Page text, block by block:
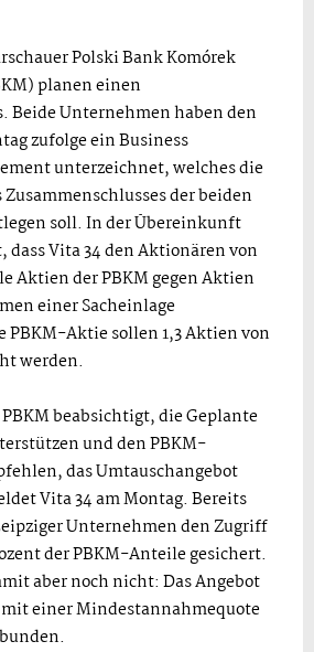
Polski Bank Komórek
planen einen
Beide Unternehmen haben den
zufolge ein Business
unterzeichnet, welches die
der beiden
soll. In der Übereinkunft
Vita 34 den Aktionären von
Aktien der PBKM gegen Aktien
einer Sacheinlage
PBKM-Aktie sollen 1,3 Aktien von
werden.
beabsichtigt, die Geplante
und den PBKM-
das Umtauschangebot
Vita 34 am Montag. Bereits
Unternehmen den Zugriff
der PBKM-Anteile gesichert.
aber noch nicht: Das Angebot
einer Mindestannahmequote